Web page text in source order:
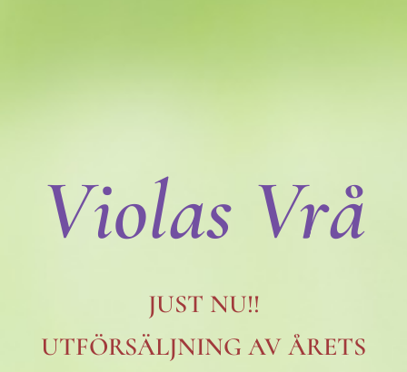
Violas Vrå
JUST NU!!
UTFÖRSÄLJNING AV ÅRETS